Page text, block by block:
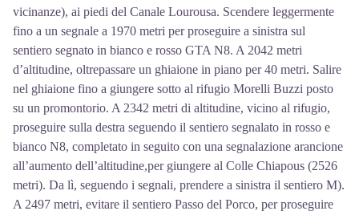
vicinanze), ai piedi del Canale Lourousa. Scendere leggermente
fino a un segnale a 1970 metri per proseguire a sinistra sul
sentiero segnato in bianco e rosso GTA N8. A 2042 metri
d’altitudine, oltrepassare un ghiaione in piano per 40 metri. Salire
nel ghiaione fino a giungere sotto al rifugio Morelli Buzzi posto
su un promontorio. A 2342 metri di altitudine, vicino al rifugio,
proseguire sulla destra seguendo il sentiero segnalato in rosso e
bianco N8, completato in seguito con una segnalazione arancione
all’aumento dell’altitudine,per giungere al Colle Chiapous (2526
metri). Da lì, seguendo i segnali, prendere a sinistra il sentiero M).
A 2497 metri, evitare il sentiero Passo del Porco, per proseguire